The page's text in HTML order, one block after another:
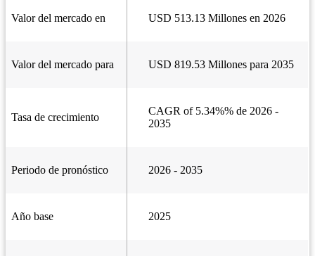
Valor del mercado en USD 513.13 Millones en 2026
Valor del mercado para USD 819.53 Millones para 2035
Tasa de crecimiento
CAGR of 5.34%% de 2026 -
2035
Periodo de pronóstico 2026 - 2035
Año base 2025